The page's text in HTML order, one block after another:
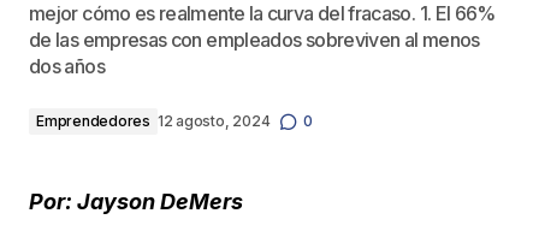
mejor cómo es realmente la curva del fracaso. 1. El 66%
de las empresas con empleados sobreviven al menos
dos años
Emprendedores 12 agosto, 2024 0
Por: Jayson DeMers